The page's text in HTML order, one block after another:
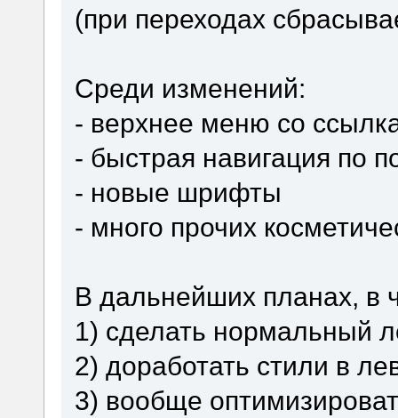
(при переходах
Среди изменений:
- верхнее меню со
- быстрая навигация по
- новые шрифты
- много прочих
В дальнейших планах, в
1) сделать нормальный
2) доработать стили в
3) вообще